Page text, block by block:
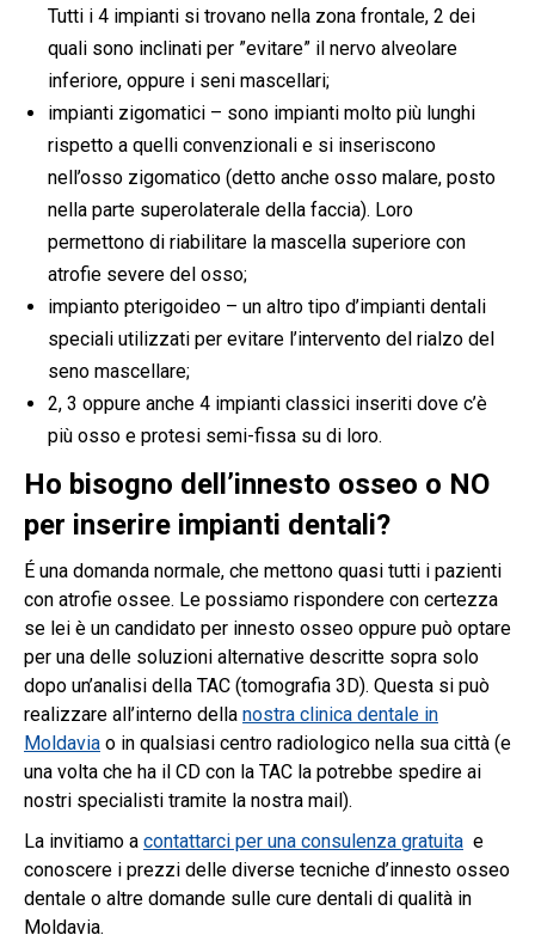
Tutti i 4 impianti si trovano nella zona frontale, 2 dei
quali sono inclinati per ”evitare” il nervo alveolare
inferiore, oppure i seni mascellari;
impianti zigomatici – sono impianti molto più lunghi
rispetto a quelli convenzionali e si inseriscono
nell’osso zigomatico (detto anche osso malare, posto
nella parte superolaterale della faccia). Loro
permettono di riabilitare la mascella superiore con
atrofie severe del osso;
impianto pterigoideo – un altro tipo d’impianti dentali
speciali utilizzati per evitare l’intervento del rialzo del
seno mascellare;
2, 3 oppure anche 4 impianti classici inseriti dove c’è
più osso e protesi semi-fissa su di loro.
Ho bisogno dell’innesto osseo o NO
per inserire impianti dentali?
É una domanda normale, che mettono quasi tutti i pazienti
con atrofie ossee. Le possiamo rispondere con certezza
se lei è un candidato per innesto osseo oppure può optare
per una delle soluzioni alternative descritte sopra solo
dopo un’analisi della TAC (tomografia 3D). Questa si può
realizzare all’interno della nostra clinica dentale in
Moldavia o in qualsiasi centro radiologico nella sua città (e
una volta che ha il CD con la TAC la potrebbe spedire ai
nostri specialisti tramite la nostra mail).
La invitiamo a contattarci per una consulenza gratuita e
conoscere i prezzi delle diverse tecniche d’innesto osseo
dentale o altre domande sulle cure dentali di qualità in
Moldavia.